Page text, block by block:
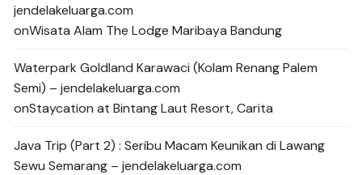
jendelakeluarga.com
onWisata Alam The Lodge Maribaya Bandung
Waterpark Goldland Karawaci (Kolam Renang Palem
Semi) – jendelakeluarga.com
onStaycation at Bintang Laut Resort, Carita
Java Trip (Part 2) : Seribu Macam Keunikan di Lawang
Sewu Semarang – jendelakeluarga.com